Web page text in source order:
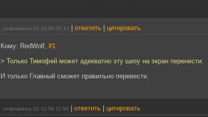
отправлено 22.12.09 02:13 ответить цитировать
Кому: RedWolf, #1
> Только Тимофей может адекватно эту шизу на экран перенести.
И только Главный сможет правильно перевести.
отправлено 22.12.09 11:50 ответить цитировать